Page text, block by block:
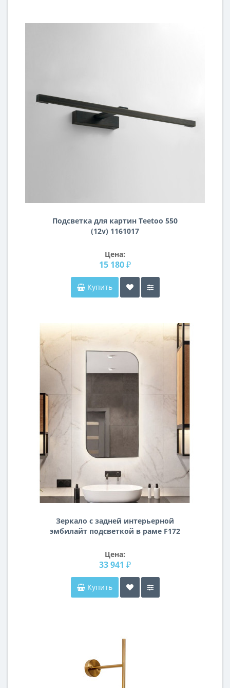
Подсветка для картин Teetoo 550
(12v) 1161017
Цена:
15 180 ₽
Купить
Зеркало с задней интерьерной
эмбилайт подсветкой в раме F172
Цена:
33 941 ₽
Купить